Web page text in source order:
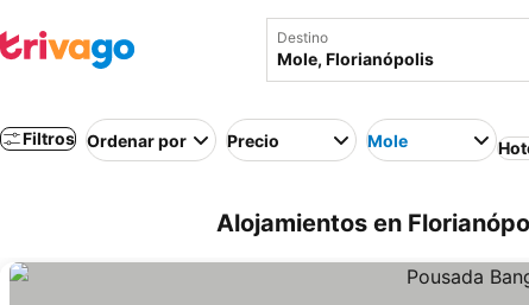
Destino
Filtros Ordenar por Precio Mole
Alojamientos en